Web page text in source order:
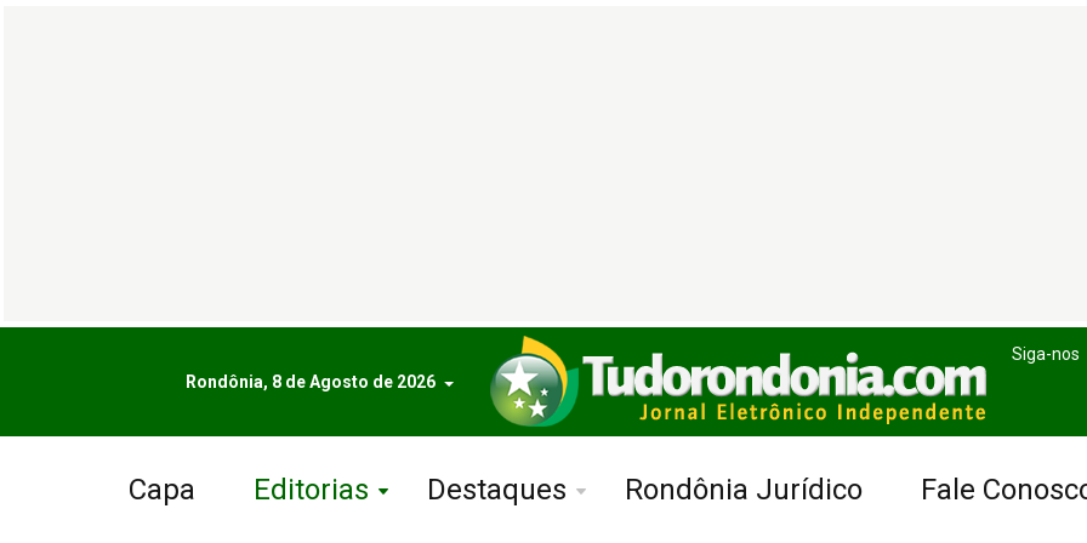
Rondônia, 8 de Agosto de 2026
Siga-nos
Capa Editorias Destaques Rondônia Jurídico Fale